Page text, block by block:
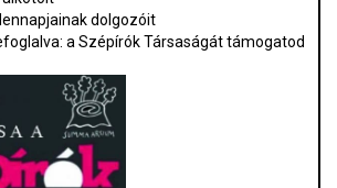
dolgozóit
a Szépírók Társaságát támogatod